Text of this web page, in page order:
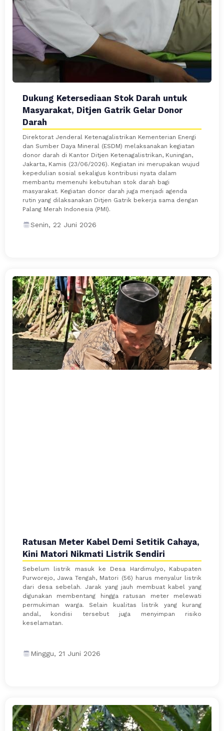
Dukung Ketersediaan Stok Darah untuk
Masyarakat, Ditjen Gatrik Gelar Donor
Darah
Direktorat Jenderal Ketenagalistrikan Kementerian Energi
dan Sumber Daya Mineral (ESDM) melaksanakan kegiatan
donor darah di Kantor Ditjen Ketenagalistrikan, Kuningan,
Jakarta, Kamis (23/06/2026). Kegiatan ini merupakan wujud
kepedulian sosial sekaligus kontribusi nyata dalam
membantu memenuhi kebutuhan stok darah bagi
masyarakat. Kegiatan donor darah juga menjadi agenda
rutin yang dilaksanakan Ditjen Gatrik bekerja sama dengan
Palang Merah Indonesia (PMI).
Senin, 22 Juni 2026
Ratusan Meter Kabel Demi Setitik Cahaya,
Kini Matori Nikmati Listrik Sendiri
Sebelum listrik masuk ke Desa Hardimulyo, Kabupaten
Purworejo, Jawa Tengah, Matori (56) harus menyalur listrik
dari desa sebelah. Jarak yang jauh membuat kabel yang
digunakan membentang hingga ratusan meter melewati
permukiman warga. Selain kualitas listrik yang kurang
andal, kondisi tersebut juga menyimpan risiko
keselamatan.
Minggu, 21 Juni 2026